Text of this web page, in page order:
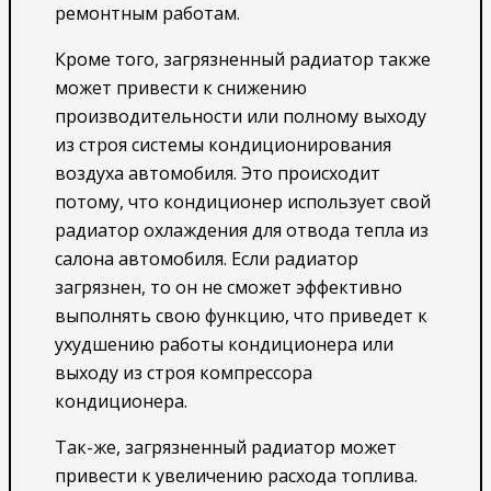
ремонтным работам.
Кроме того, загрязненный радиатор также
может привести к снижению
производительности или полному выходу
из строя системы кондиционирования
воздуха автомобиля. Это происходит
потому, что кондиционер использует свой
радиатор охлаждения для отвода тепла из
салона автомобиля. Если радиатор
загрязнен, то он не сможет эффективно
выполнять свою функцию, что приведет к
ухудшению работы кондиционера или
выходу из строя компрессора
кондиционера.
Так-же, загрязненный радиатор может
привести к увеличению расхода топлива.